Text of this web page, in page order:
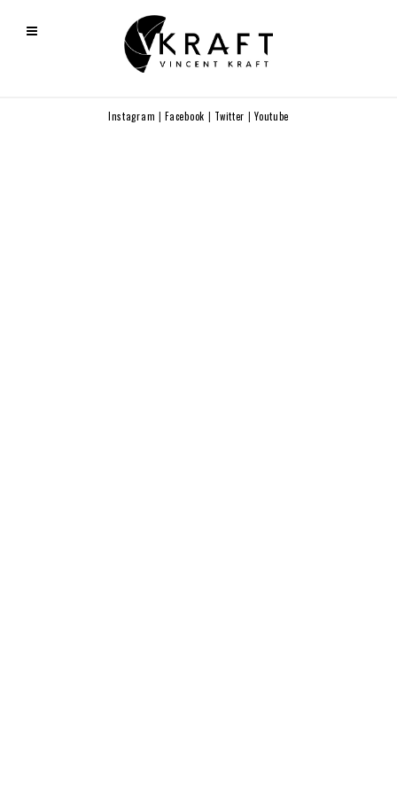
Instagram |Facebook | Twitter |Youtube